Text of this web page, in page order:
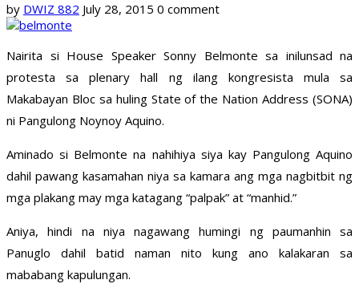
by DWIZ 882 July 28, 2015 0 comment
Nairita si House Speaker Sonny Belmonte sa inilunsad na
protesta sa plenary hall ng ilang kongresista mula sa
Makabayan Bloc sa huling State of the Nation Address (SONA)
ni Pangulong Noynoy Aquino.
Aminado si Belmonte na nahihiya siya kay Pangulong Aquino
dahil pawang kasamahan niya sa kamara ang mga nagbitbit ng
mga plakang may mga katagang “palpak” at “manhid.”
Aniya, hindi na niya nagawang humingi ng paumanhin sa
Panuglo dahil batid naman nito kung ano kalakaran sa
mababang kapulungan.